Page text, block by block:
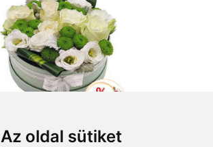
Az oldal sütiket